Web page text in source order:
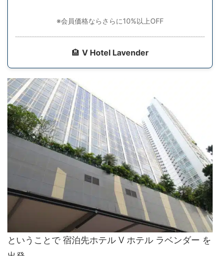
※会員価格ならさらに10%以上OFF
🏨 V Hotel Lavender
ということで 宿泊先ホテル V ホテル ラベンダー を